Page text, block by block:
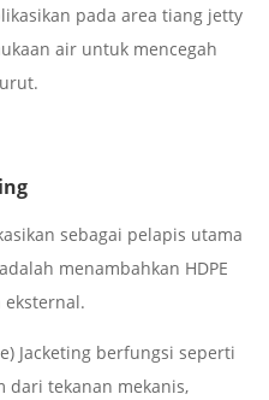
pada area tiang jetty
air untuk mencegah
sebagai pelapis utama
menambahkan HDPE
eksternal.
Jacketing berfungsi seperti
dari tekanan mekanis,